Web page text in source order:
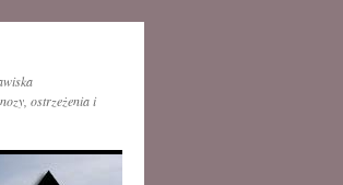
ostrzeżenia i